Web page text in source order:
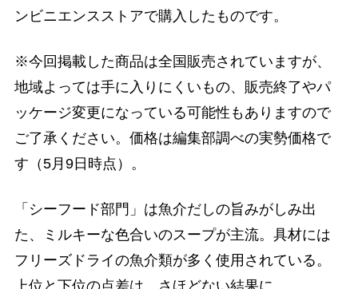
ンビニエンスストアで購入したものです。
※今回掲載した商品は全国販売されていますが、
地域よっては手に入りにくいもの、販売終了やパ
ッケージ変更になっている可能性もありますので
ご了承ください。価格は編集部調べの実勢価格で
す（5月9日時点）。
「シーフード部門」は魚介だしの旨みがしみ出
た、ミルキーな色合いのスープが主流。具材には
フリーズドライの魚介類が多く使用されている。